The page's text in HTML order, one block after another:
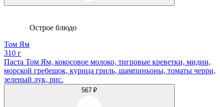
Острое блюдо
Том Ям
310 г
Паста Том Ям, кокосовое молоко, тигровые креветки, мидии,
морской гребешок, курица гриль, шампиньоны, томаты черри,
зеленый лук, рис.
567 ₽